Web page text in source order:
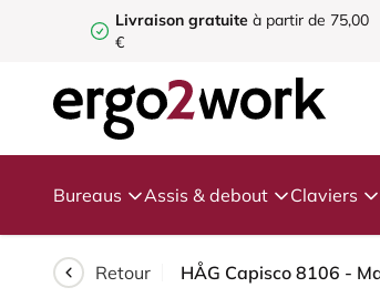
Livraison gratuite à partir de 75,00
€
Bureaus Assis & debout Claviers
Retour